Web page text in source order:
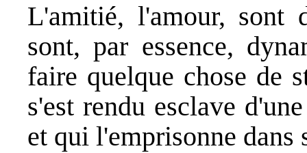
L'amitié, l'amour, sont
sont, par essence,
faire quelque chose de
s'est rendu esclave
et qui l'emprisonne dans